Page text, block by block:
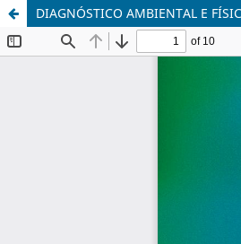
DIAGNÓSTICO AMBIENTAL E